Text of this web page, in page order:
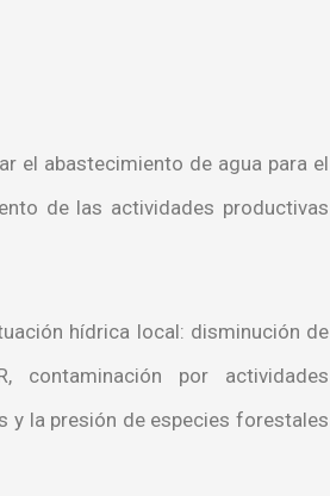
el abastecimiento de agua para el
de las actividades productivas
hídrica local: disminución de
por actividades
y la presión de especies forestales